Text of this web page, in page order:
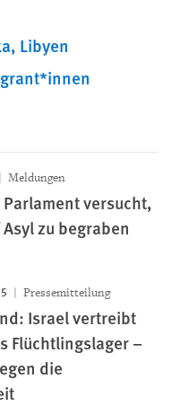
Libyen
Meldungen
versucht,
zu begraben
Pressemitteilung
Israel vertreibt
Flüchtlingslager –
die